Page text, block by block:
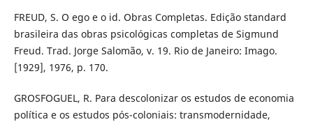
FREUD, S. O ego e o id. Obras Completas. Edição standard
brasileira das obras psicológicas completas de Sigmund
Freud. Trad. Jorge Salomão, v. 19. Rio de Janeiro: Imago.
[1929], 1976, p. 170.
GROSFOGUEL, R. Para descolonizar os estudos de economia
política e os estudos pós-coloniais: transmodernidade,